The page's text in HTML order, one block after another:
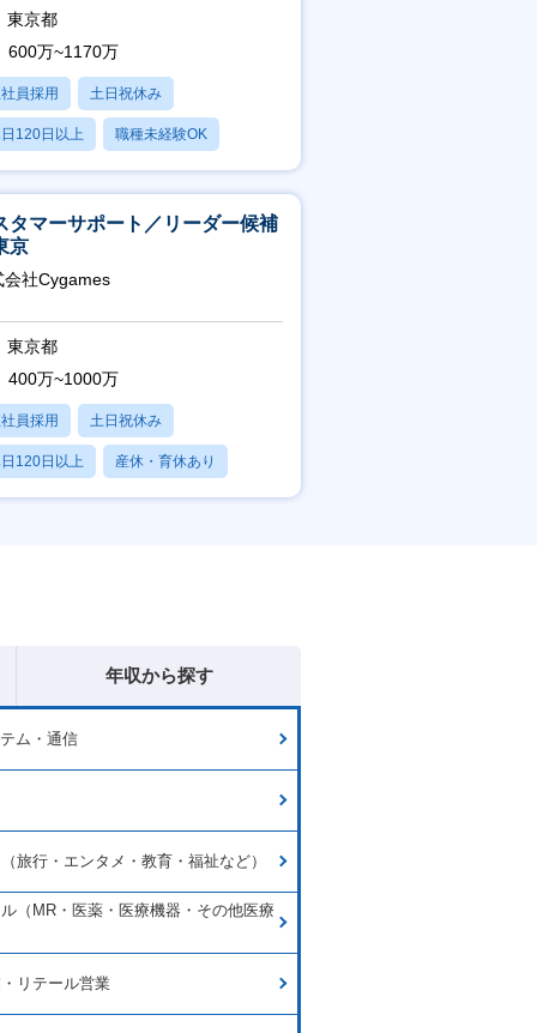
東京都
600万~1170万
員採用 土日祝休み
120日以上 職種未経験OK
・育休あり
タマーサポート／リーダー候補
京
会社Cygames
東京都
400万~1000万
員採用 土日祝休み
120日以上 産休・育休あり
業20時間以内
年収から探す
ム・通信
旅行・エンタメ・教育・福祉など）
（MR・医薬・医療機器・その他医療
リテール営業